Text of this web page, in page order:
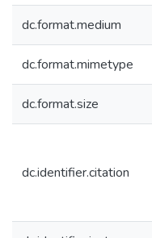
dc.format.medium
dc.format.mimetype
dc.format.size
dc.identifier.citation